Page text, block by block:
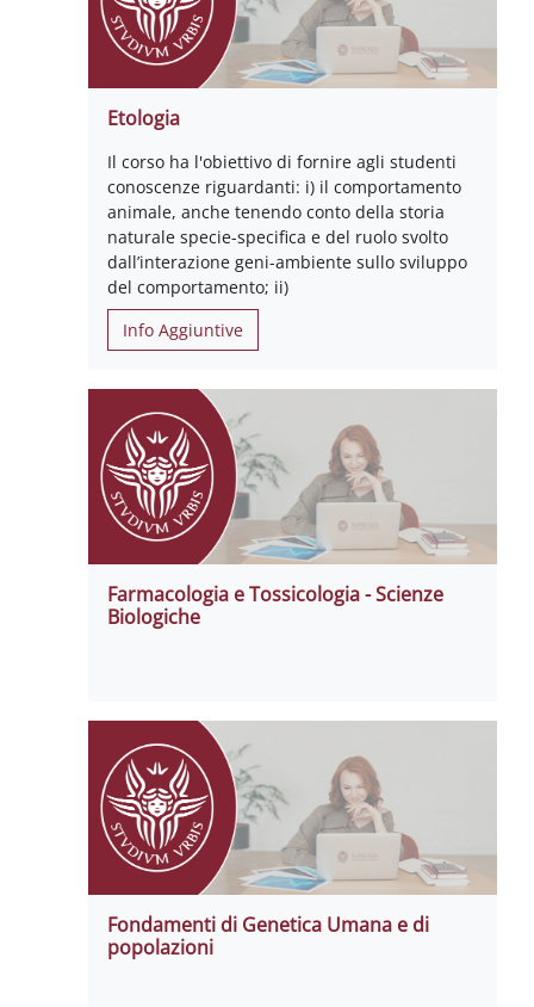
Etologia
Il corso ha l'obiettivo di fornire agli studenti
conoscenze riguardanti: i) il comportamento
animale, anche tenendo conto della storia
naturale specie-specifica e del ruolo svolto
dall’interazione geni-ambiente sullo sviluppo
del comportamento; ii)
Info Aggiuntive
Farmacologia e Tossicologia - Scienze
Biologiche
Fondamenti di Genetica Umana e di
popolazioni